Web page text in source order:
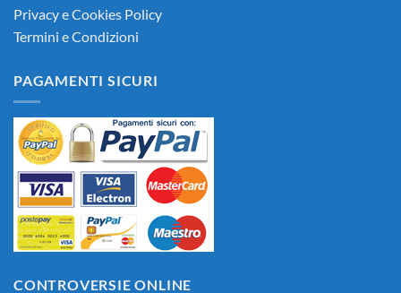
Privacy e Cookies Policy
Termini e Condizioni
PAGAMENTI SICURI
CONTROVERSIE ONLINE